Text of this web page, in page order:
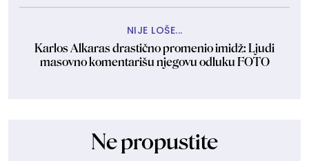
NIJE LOŠE...
Karlos Alkaras drastično promenio imidž: Ljudi
masovno komentarišu njegovu odluku FOTO
Ne propustite